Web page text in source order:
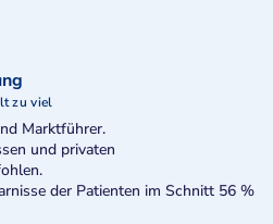
zu viel
Marktführer.
und privaten
der Patienten im Schnitt 56 %